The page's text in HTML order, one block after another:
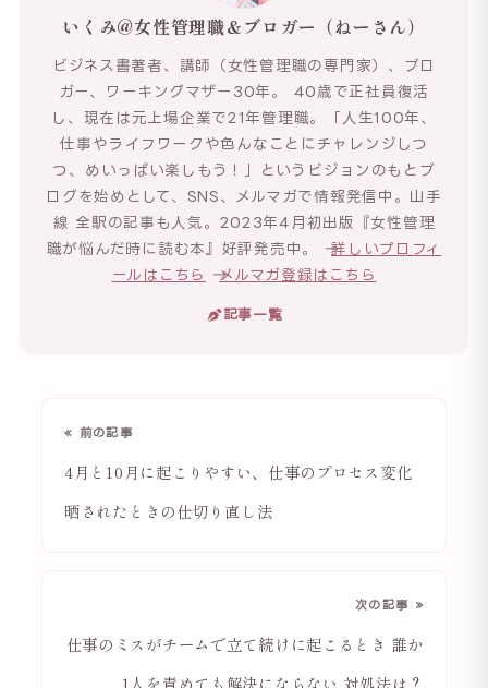
いくみ@女性管理職＆ブロガー（ねーさん）
ビジネス書著者、講師（女性管理職の専門家）、ブロ
ガー、ワーキングマザー30年。 40歳で正社員復活
し、現在は元上場企業で21年管理職。「人生100年、
仕事やライフワークや色んなことにチャレンジしつ
つ、めいっぱい楽しもう！」というビジョンのもとブ
ログを始めとして、SNS、メルマガで情報発信中。山手
線 全駅の記事も人気。2023年4月初出版『女性管理
職が悩んだ時に読む本』好評発売中。 →詳しいプロフィ
ールはこちら
→メルマガ登録はこちら
記事一覧
« 前の記事
4月と10月に起こりやすい、仕事のプロセス変化
晒されたときの仕切り直し法
次の記事 »
仕事のミスがチームで立て続けに起こるとき 誰か